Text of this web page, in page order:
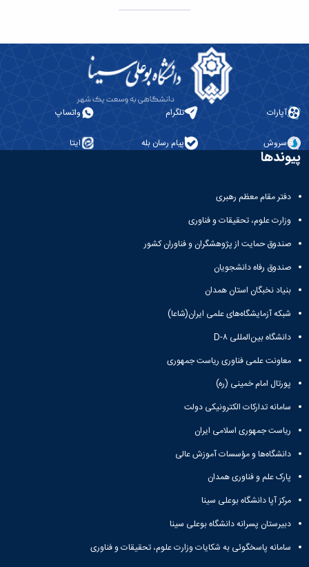
آپارات تلگرام واتساپ
سروش پیام رسان بله ایتا
پیوندها
دفتر مقام معظم رهبری
وزارت علوم، تحقیقات و فناوری
صندوق حمایت از پژوهشگران و فناوران کشور
صندوق رفاه دانشجویان
بنیاد نخبگان استان همدان
شبکه آزمایشگاه‌های علمی ایران(شاعا)
دانشگاه بین‌المللی D-۸
معاونت علمی فناوری ریاست جمهوری
پورتال امام خمینی (ره)
سامانه تدارکات الکترونیکی دولت
ریاست جمهوری اسلامی ایران
دانشگاه‌ها و مؤسسات آموزش عالی
پارک علم و فناوری همدان
مرکز آپا دانشگاه بوعلی سینا
دبیرستان پسرانه دانشگاه بوعلی سینا
سامانه پاسخگوئی به شکایات وزارت علوم، تحقیقات و فناوری